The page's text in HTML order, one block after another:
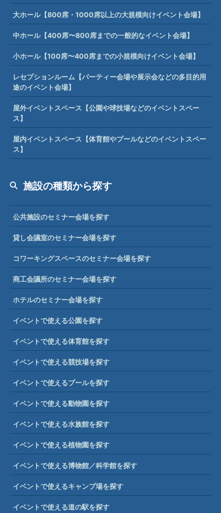
大ホール【800席・1000席以上の大規模向けイベント会場】
中ホール【400席〜800席までの一般的なイベント会場】
小ホール【100席〜400席までの小規模向けイベント会場】
レセプションルーム【パーティー会場や展示会などの多目的用
途のイベント会場】
屋外イベントスペース【公園や球技場などのイベントスペー
ス】
屋内イベントスペース【体育館やプールなどのイベントスペー
ス】
施設の種類から探す
公共施設のセミナー会場を探す
貸し会議室のセミナー会場を探す
コワーキングスペースのセミナー会場を探す
商工会議所のセミナー会場を探す
ホテルのセミナー会場を探す
イベントで使える公園を探す
イベントで使える体育館を探す
イベントで使える競技場を探す
イベントで使えるプールを探す
イベントで使える動物園を探す
イベントで使える水族館を探す
イベントで使える植物園を探す
イベントで使える博物館／科学館を探す
イベントで使えるキャンプ場を探す
イベントで使える道の駅を探す